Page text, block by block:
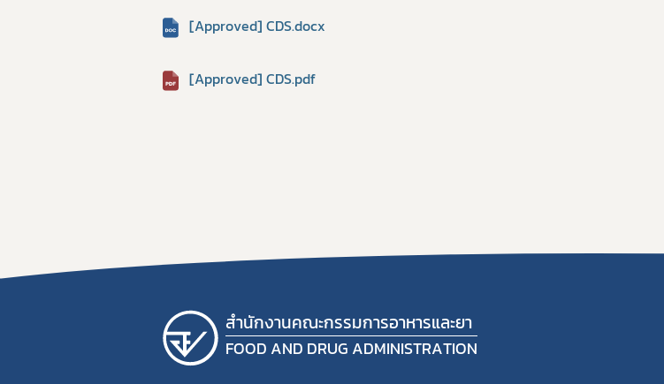
[Approved] CDS.docx
[Approved] CDS.pdf
สำนักงานคณะกรรมการอาหารและยา
FOOD AND DRUG ADMINISTRATION